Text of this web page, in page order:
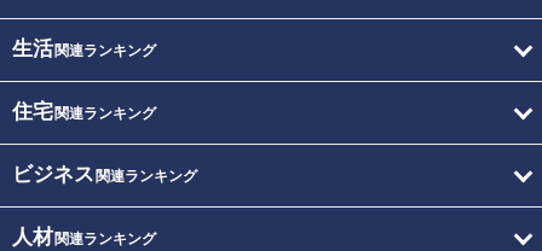
生活関連ランキング
住宅関連ランキング
ビジネス 関連ランキング
人材関連ランキング